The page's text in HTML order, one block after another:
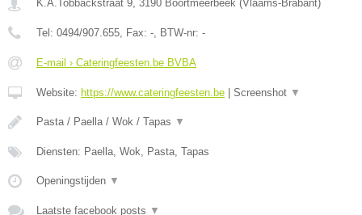
K.A.Tobbackstraat 9, 3190 Boortmeerbeek (Vlaams-Brabant)
Tel: 0494/907.655, Fax: -, BTW-nr: -
E-mail › Cateringfeesten.be BVBA
Website: https://www.cateringfeesten.be Screenshot ▼
Pasta / Paella / Wok / Tapas ▼
Diensten: Paella, Wok, Pasta, Tapas
Openingstijden ▼
Laatste facebook posts ▼